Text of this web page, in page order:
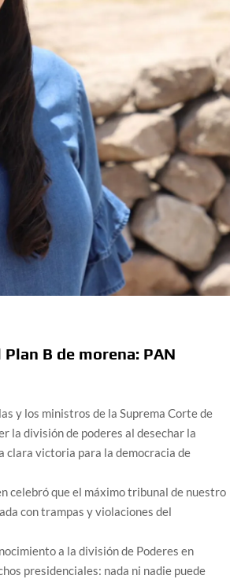
B de morena: PAN
y los ministros de la Suprema Corte de
la división de poderes al desechar la
clara victoria para la democracia de
celebró que el máximo tribunal de nuestro
con trampas y violaciones del
a la división de Poderes en
presidenciales: nada ni nadie puede